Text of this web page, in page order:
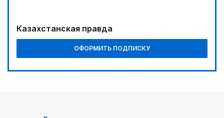
Казахстанская правда
ОФОРМИТЬ ПОДПИСКУ